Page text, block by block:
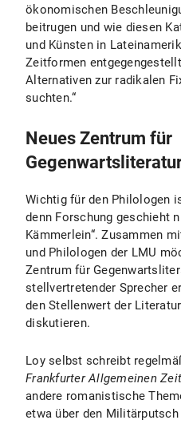
ökonomischen
beitrugen und wie diesen
und Künsten in
Zeitformen
Alternativen zur radikalen
suchten.“
Neues Zentrum für
Wichtig für den Philologen
denn Forschung geschieht
Kämmerlein“. Zusammen
und Philologen der LMU
Zentrum für
stellvertretender Sprecher
den Stellenwert der
diskutieren.
Loy selbst schreibt
Frankfurter Allgemeinen
andere romanistische
etwa über den